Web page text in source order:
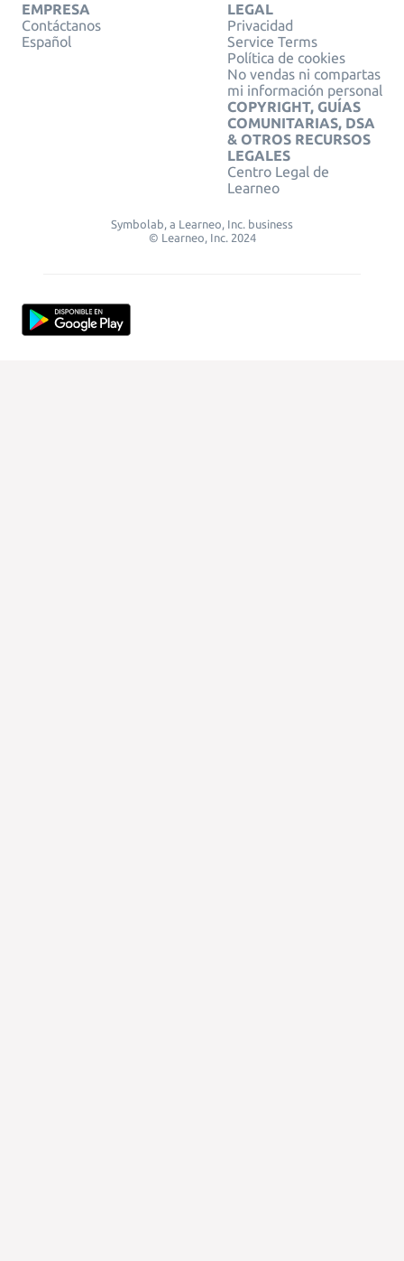
EMPRESA
Contáctanos
Español
LEGAL
Privacidad
Service Terms
Política de cookies
No vendas ni compartas
mi información personal
COPYRIGHT, GUÍAS
COMUNITARIAS, DSA
& OTROS RECURSOS
LEGALES
Centro Legal de
Learneo
Symbolab, a Learneo, Inc. business
© Learneo, Inc. 2024